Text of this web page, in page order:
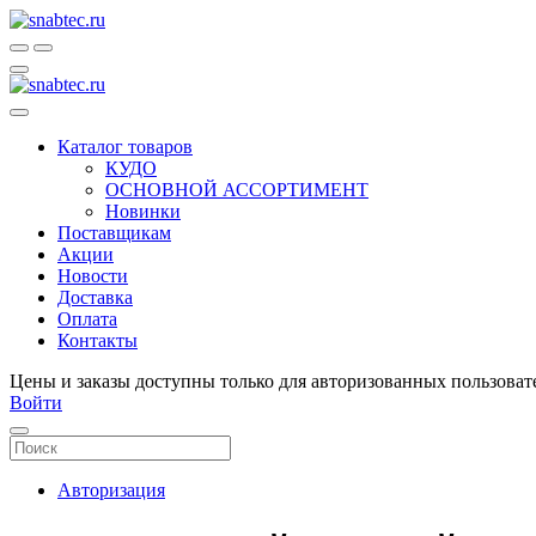
Каталог товаров
КУДО
ОСНОВНОЙ АССОРТИМЕНТ
Новинки
Поставщикам
Акции
Новости
Доставка
Оплата
Контакты
Цены и заказы доступны только для авторизованных
Войти
Авторизация